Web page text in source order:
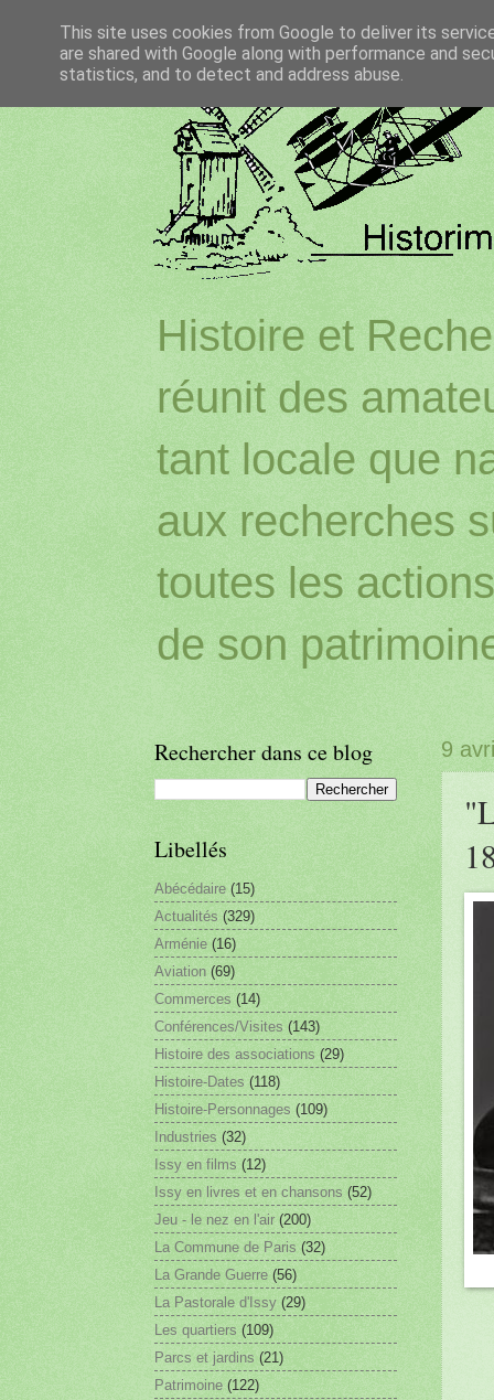
Histoire et
réunit des
tant locale que
aux recherches
toutes les
de son
9
Rechercher dans ce blog
Libellés
Abécédaire (15)
Actualités (329)
Arménie (16)
Aviation (69)
Commerces (14)
Conférences/Visites (143)
Histoire des associations (29)
Histoire-Dates (118)
Histoire-Personnages (109)
Industries (32)
Issy en films (12)
Issy en livres et en chansons (52)
Jeu - le nez en l'air (200)
La Commune de Paris (32)
La Grande Guerre (56)
La Pastorale d'Issy (29)
Les quartiers (109)
Parcs et jardins (21)
Patrimoine (122)
This site uses cookies from Google to deliver its
are shared with Google along with performance and
statistics, and to detect and address abuse.